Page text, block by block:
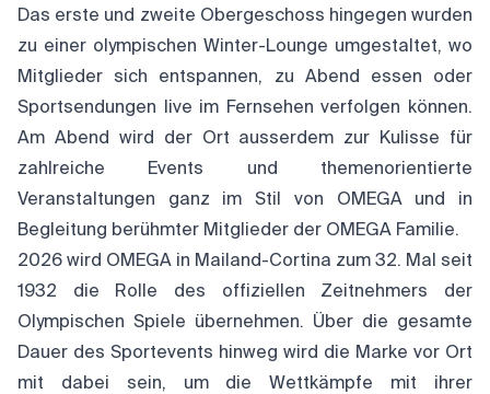
Das erste und zweite Obergeschoss hingegen wurden
zu einer olympischen Winter-Lounge umgestaltet, wo
Mitglieder sich entspannen, zu Abend essen oder
Sportsendungen live im Fernsehen verfolgen können.
Am Abend wird der Ort ausserdem zur Kulisse für
zahlreiche Events und themenorientierte
Veranstaltungen ganz im Stil von OMEGA und in
Begleitung berühmter Mitglieder der OMEGA Familie.
2026 wird OMEGA in Mailand-Cortina zum 32. Mal seit
1932 die Rolle des offiziellen Zeitnehmers der
Olympischen Spiele übernehmen. Über die gesamte
Dauer des Sportevents hinweg wird die Marke vor Ort
mit dabei sein, um die Wettkämpfe mit ihrer